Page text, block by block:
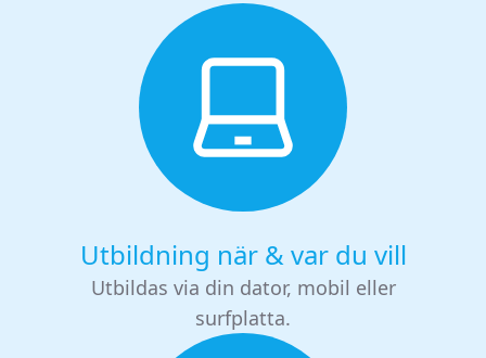
Utbildning när & var du vill
Utbildas via din dator, mobil eller
surfplatta.